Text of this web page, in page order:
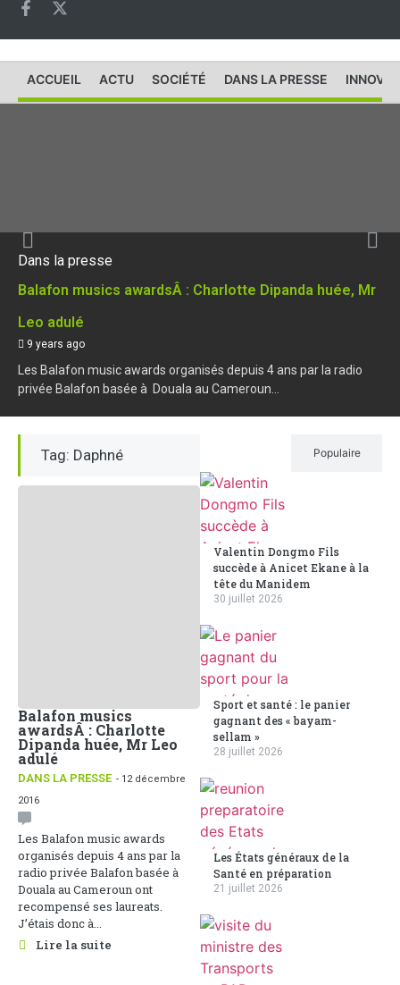
ACCUEIL ACTU SOCIÉTÉ DANS LA PRESSE
Dans la presse
Balafon musics awardsÂ : Charlotte Dipanda huée, Mr
Leo adulé
9 years ago
Les Balafon music awards organisés depuis 4 ans par la radio
privée Balafon basée à Douala au Cameroun...
Tag: Daphné
Balafon musics
awardsÂ : Charlotte
Dipanda huée, Mr Leo
adulé
DANS LA PRESSE - 12 décembre
2016
Les Balafon music awards
organisés depuis 4 ans par la
radio privée Balafon basée à
Douala au Cameroun ont
recompensé ses laureats.
J’étais donc à...
Lire la suite
Populaire
Valentin Dongmo Fils
succède à Anicet Ekane à la
tête du Manidem
30 juillet 2026
Sport et santé : le panier
gagnant des « bayam-
sellam »
28 juillet 2026
Les États généraux de la
Santé en préparation
21 juillet 2026